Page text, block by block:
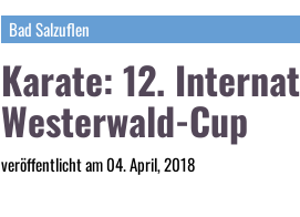
Bad Salzuflen
Karate: 12.
Westerwald-Cup
veröffentlicht am 04. April, 2018